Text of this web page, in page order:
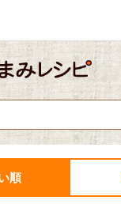
順